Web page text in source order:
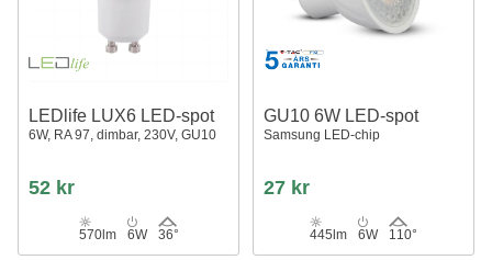
LEDlife LUX6 LED-spot
6W, RA 97, dimbar, 230V, GU10
52 kr
570lm 6W 36°
GU10 6W LED-spot
Samsung LED-chip
27 kr
445lm 6W 110°